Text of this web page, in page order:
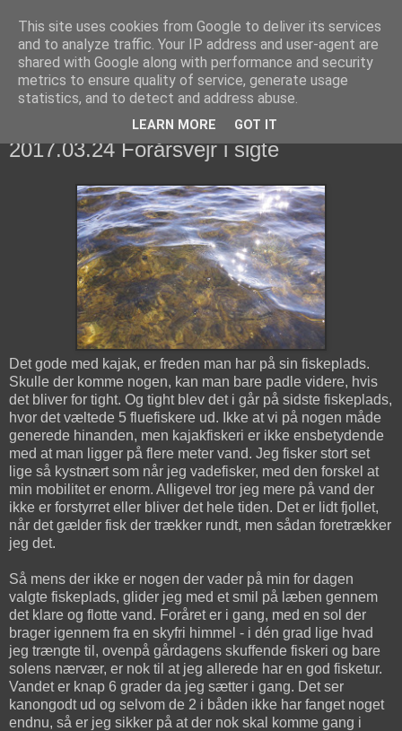
fiskedagbog.dk
Havørredfiskeri, tordenvejr og rav i (en skøn?) tre-enighed
2017.03.24 Forårsvejr i sigte
Det gode med kajak, er freden man har på sin fiskeplads.
Skulle der komme nogen, kan man bare padle videre, hvis
det bliver for tight. Og tight blev det i går på sidste fiskeplads,
hvor det væltede 5 fluefiskere ud. Ikke at vi på nogen måde
generede hinanden, men kajakfiskeri er ikke ensbetydende
med at man ligger på flere meter vand. Jeg fisker stort set
lige så kystnært som når jeg vadefisker, med den forskel at
min mobilitet er enorm. Alligevel tror jeg mere på vand der
ikke er forstyrret eller bliver det hele tiden. Det er lidt fjollet,
når det gælder fisk der trækker rundt, men sådan foretrækker
jeg det.
Så mens der ikke er nogen der vader på min for dagen
valgte fiskeplads, glider jeg med et smil på læben gennem
det klare og flotte vand. Foråret er i gang, med en sol der
brager igennem fra en skyfri himmel - i dén grad lige hvad
jeg trængte til, ovenpå gårdagens skuffende fiskeri og bare
solens nærvær, er nok til at jeg allerede har en god fisketur.
Vandet er knap 6 grader da jeg sætter i gang. Det ser
kanongodt ud og selvom de 2 i båden ikke har fanget noget
endnu, så er jeg sikker på at der nok skal komme gang i
This site uses cookies from Google to deliver its services
and to analyze traffic. Your IP address and user-agent are
shared with Google along with performance and security
metrics to ensure quality of service, generate usage
statistics, and to detect and address abuse.
LEARN MORE GOT IT